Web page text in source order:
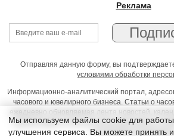
Реклама
Отправляя данную форму, вы
условиями обработки
Информационно-аналитический портал,
часового и ювелирного бизнеса. Статьи о
ежедневно обновляемая лента новостей,
презентаций, on-line консультации юриста,
часовщиков и ювелиров
Мы используем файлы cookie для работы
улучшения сервиса. Вы можете принять